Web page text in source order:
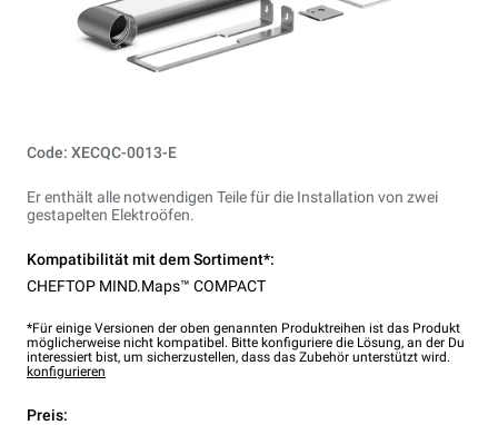
Code: XECQC-0013-E
Er enthält alle notwendigen Teile für die Installation von zwei
gestapelten Elektroöfen.
Kompatibilität mit dem Sortiment*:
CHEFTOP MIND.Maps™ COMPACT
*Für einige Versionen der oben genannten Produktreihen ist das Produkt
möglicherweise nicht kompatibel. Bitte konfiguriere die Lösung, an der Du
interessiert bist, um sicherzustellen, dass das Zubehör unterstützt wird.
konfigurieren
Preis: